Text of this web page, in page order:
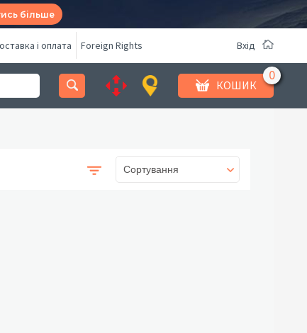
більше
і оплата Foreign Rights Вхід
КОШИК
Сортування